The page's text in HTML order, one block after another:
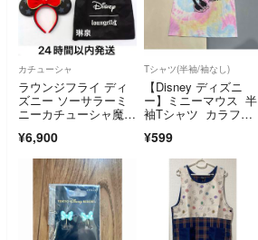
カチューシャ
ラウンジフライ ディ
ズニー ソーサラーミ
ニーカチューシャ魔法
¥6,900
Tシャツ(半袖/袖なし)
【Disney ディズニ
ー】ミニーマウス 半
袖Tシャツ カラフ
¥599